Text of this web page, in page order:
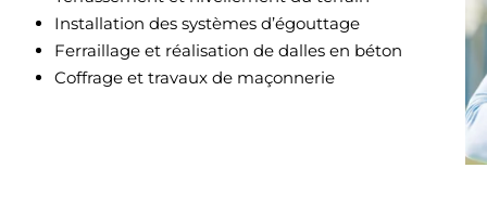
Installation des systèmes d’égouttage
Ferraillage et réalisation de dalles en béton
Coffrage et travaux de maçonnerie